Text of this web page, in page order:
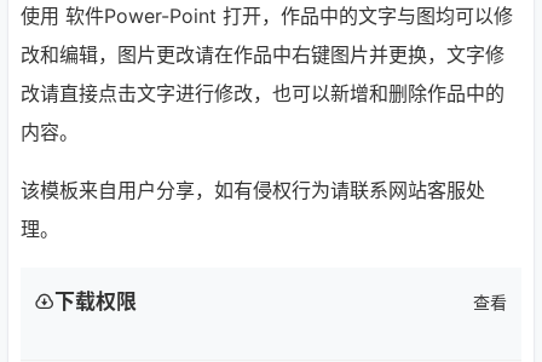
使用 软件Power-Point 打开，作品中的文字与图均可以修
改和编辑，图片更改请在作品中右键图片并更换，文字修
改请直接点击文字进行修改，也可以新增和删除作品中的
内容。
该模板来自用户分享，如有侵权行为请联系网站客服处
理。
下载权限 查看